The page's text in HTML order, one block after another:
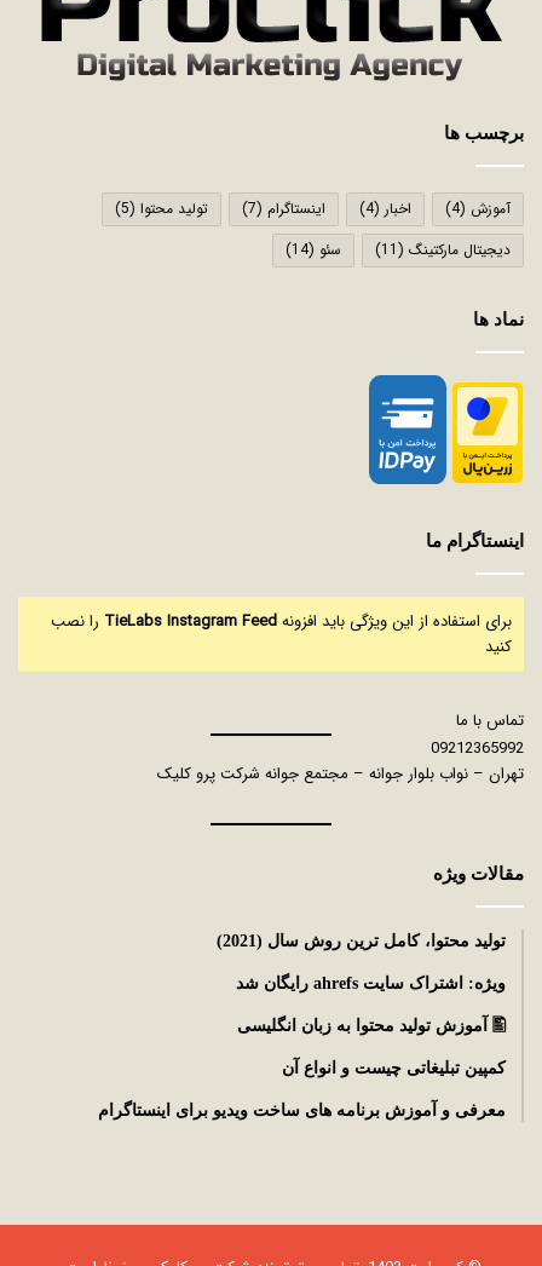
برچسب ها
آموزش (4) اخبار (4) اینستاگرام (7) تولید محتوا (5)
دیجیتال مارکتینگ (11) سئو (14)
نماد ها
اینستاگرام ما
برای استفاده از این ویژگی باید افزونهTieLabs Instagram Feed را نصب
کنید
تماس با ما
09212365992
تهران – نواب بلوار جوانه – مجتمع جوانه شرکت پرو کلیک
مقالات ویژه
توليد محتوا، کامل ترین روش سال (2021)
ویژه: اشتراک سایت ahrefs رایگان شد
🖺 آموزش تولید محتوا به زبان انگلیسی
کمپین تبلیغاتی چیست و انواع آن
معرفی و آموزش برنامه های ساخت ویدیو برای اینستاگرام